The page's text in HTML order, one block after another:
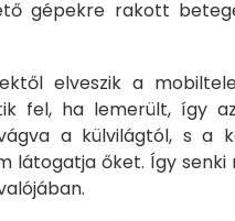
gépekre rakott
elveszik a
fel, ha lemerült, így
a külvilágtól, s a
látogatja őket. Így senki